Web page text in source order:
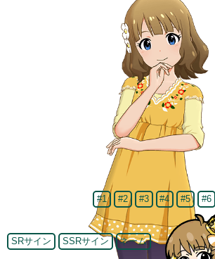
#1 #2 #3 #4 #5 #6
SRサイン SSRサイン ネーム